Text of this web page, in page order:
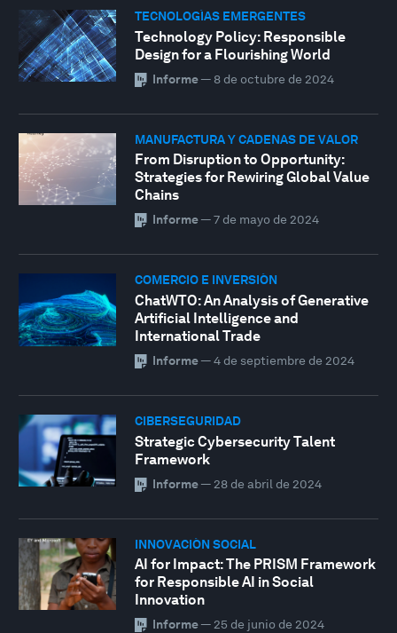
TECNOLOGÍAS EMERGENTES
Technology Policy: Responsible
Design for a Flourishing World
Informe— 8 de octubre de 2024
MANUFACTURA Y CADENAS DE VALOR
From Disruption to Opportunity:
Strategies for Rewiring Global Value
Chains
Informe— 7 de mayo de 2024
COMERCIO E INVERSIÓN
ChatWTO: An Analysis of Generative
Artificial Intelligence and
International Trade
Informe— 4 de septiembre de 2024
CIBERSEGURIDAD
Strategic Cybersecurity Talent
Framework
Informe— 28 de abril de 2024
INNOVACIÓN SOCIAL
AI for Impact: The PRISM Framework
for Responsible AI in Social
Innovation
Informe— 25 de junio de 2024